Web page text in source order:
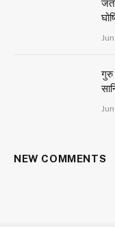
गुरु
NEW COMMENTS